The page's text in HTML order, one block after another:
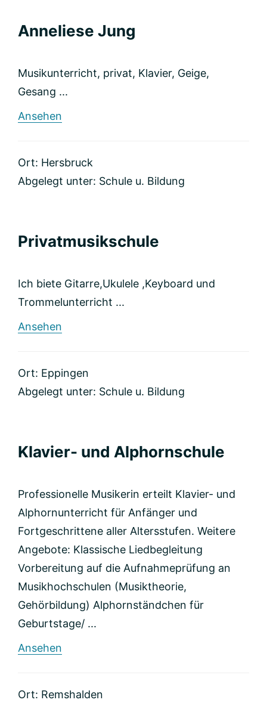
Anneliese Jung
Musikunterricht, privat, Klavier, Geige,
Gesang ...
Ansehen
Ort: Hersbruck
Abgelegt unter: Schule u. Bildung
Privatmusikschule
Ich biete Gitarre,Ukulele ,Keyboard und
Trommelunterricht ...
Ansehen
Ort: Eppingen
Abgelegt unter: Schule u. Bildung
Klavier- und Alphornschule
Professionelle Musikerin erteilt Klavier- und
Alphornunterricht für Anfänger und
Fortgeschrittene aller Altersstufen. Weitere
Angebote: Klassische Liedbegleitung
Vorbereitung auf die Aufnahmeprüfung an
Musikhochschulen (Musiktheorie,
Gehörbildung) Alphornständchen für
Geburtstage/ ...
Ansehen
Ort: Remshalden